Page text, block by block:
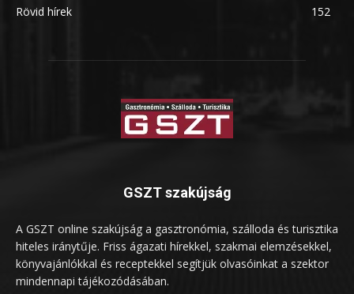
Rövid hírek
152
GSZT szakújság
A GSZT online szakújság a gasztronómia, szálloda és turisztika
hiteles iránytűje. Friss ágazati hírekkel, szakmai elemzésekkel,
könyvajánlókkal és receptekkel segítjük olvasóinkat a szektor
mindennapi tájékozódásában.